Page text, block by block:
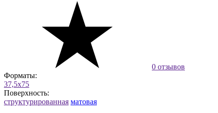
0 отзывов
Форматы:
37,5x75
Поверхность:
структурированная матовая